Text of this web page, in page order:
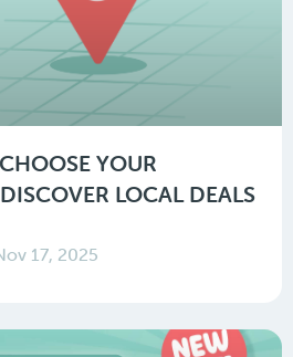
YOUR
LOCAL DEALS
17, 2025